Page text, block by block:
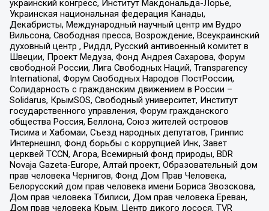
украинский конгресс, Институт Макдональда-Лорье,
Украинская национальная федерация Канады,
Декабристы, Международный научный центр им Вудро
Вильсона, Свободная пресса, Возрождение, Всеукраинский
духовный центр , Риддл, Русский антивоенный комитет в
Швеции, Проект Медуза, Фонд Андрея Сахарова, Форум
свободной России, Лига Свободных Наций, Transparеncy
International, Форум Свободных Народов ПостРоссии,
Солидарность с гражданским движением в России –
Solidarus, КрымSOS, Свободный университет, Институт
государственного управления, Форум гражданского
общества Россия, Беллона, Союз жителей островов
Тисима и Хабомаи, Съезд народных депутатов, Гринпис
Интернешнл, Фонд борьбы с коррупцией Инк, Завет
церквей TCCN, Агора, Всемирный фонд природы, BDR
Novaja Gazeta-Europe, Алтай проект, Образовательный дом
прав человека Чернигов, Фонд Дом Прав Человека,
Белорусский дом прав человека имени Бориса Звозскова,
Дом прав человека Тбилиси, Дом прав человека Ереван,
Дом прав человека Крым, Центр дикого лосося, TVR